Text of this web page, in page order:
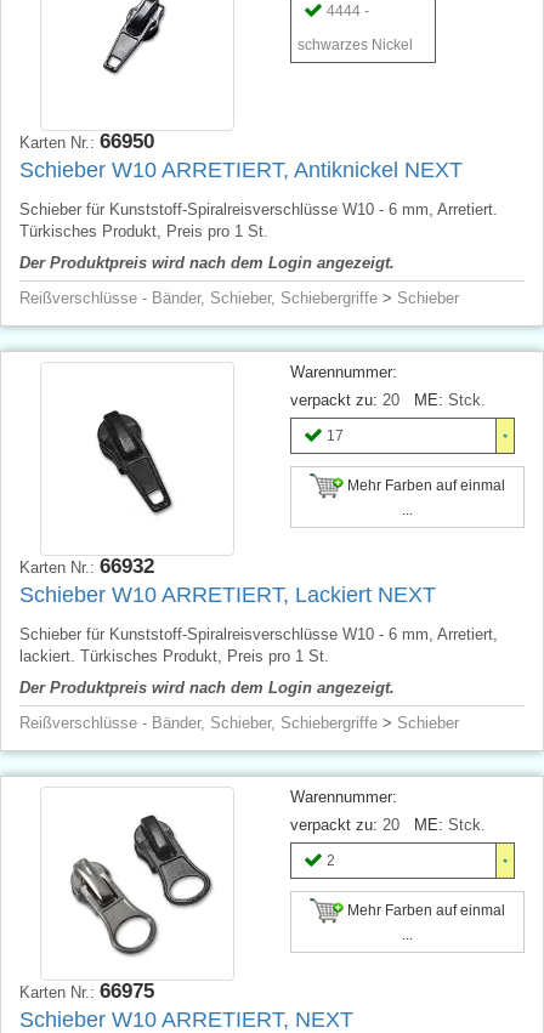
4444 -
schwarzes Nickel
Karten Nr.: 66950
Schieber W10 ARRETIERT, Antiknickel NEXT
Schieber für Kunststoff-Spiralreisverschlüsse W10 - 6 mm, Arretiert.
Türkisches Produkt, Preis pro 1 St.
Der Produktpreis wird nach dem Login angezeigt.
Reißverschlüsse - Bänder, Schieber, Schiebergriffe > Schieber
Warennummer:
verpackt zu: 20 ME: Stck.
17
Mehr Farben auf einmal
Karten Nr.: 66932
Schieber W10 ARRETIERT, Lackiert NEXT
Schieber für Kunststoff-Spiralreisverschlüsse W10 - 6 mm, Arretiert,
lackiert. Türkisches Produkt, Preis pro 1 St.
Der Produktpreis wird nach dem Login angezeigt.
Reißverschlüsse - Bänder, Schieber, Schiebergriffe > Schieber
Warennummer:
verpackt zu: 20 ME: Stck.
2
Mehr Farben auf einmal
Karten Nr.: 66975
Schieber W10 ARRETIERT, NEXT